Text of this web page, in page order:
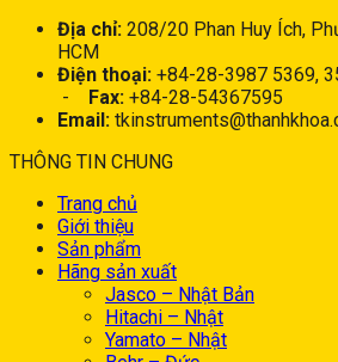
Địa chỉ: 208/20 Phan Huy Ích,
HCM
Điện thoại: +84-28-3987 5369,
- Fax: +84-28-54367595
Email:
THÔNG TIN CHUNG
Trang chủ
Giới thiệu
Sản phẩm
Hãng sản xuất
Jasco – Nhật Bản
Hitachi – Nhật
Yamato – Nhật